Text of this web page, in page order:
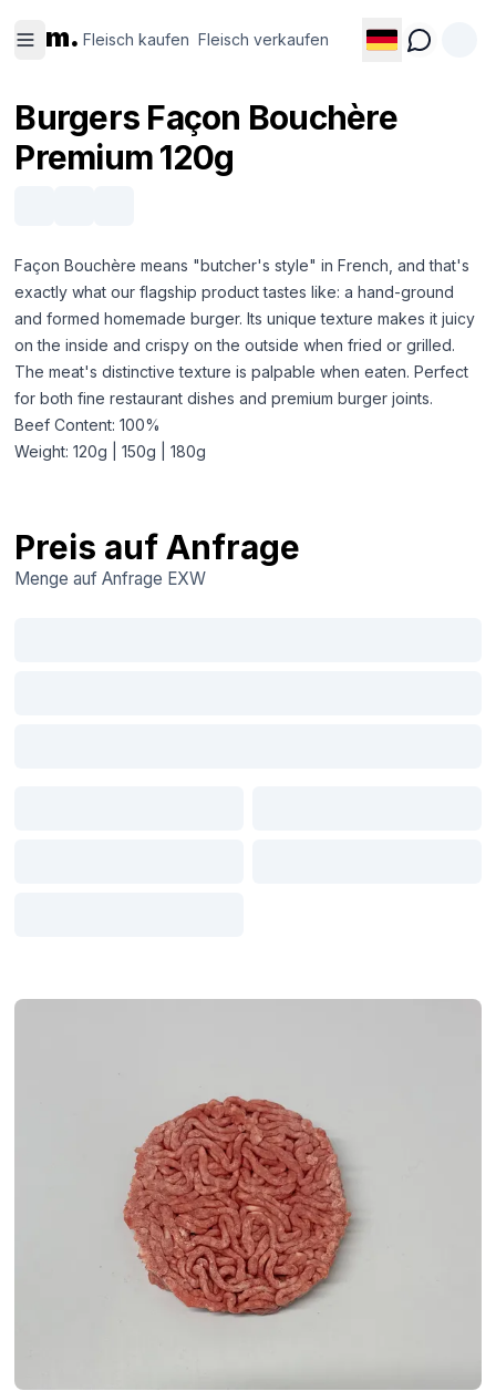
m. Fleisch kaufen Fleisch verkaufen
kaufen
verkaufen
Burgers Façon Bouchère
Premium 120g
Façon Bouchère means "butcher's style" in French, and that's
exactly what our flagship product tastes like: a hand-ground
and formed homemade burger. Its unique texture makes it juicy
on the inside and crispy on the outside when fried or grilled.
The meat's distinctive texture is palpable when eaten. Perfect
for both fine restaurant dishes and premium burger joints.
Beef Content: 100%
Weight: 120g | 150g | 180g
Preis auf Anfrage
Menge auf Anfrage EXW